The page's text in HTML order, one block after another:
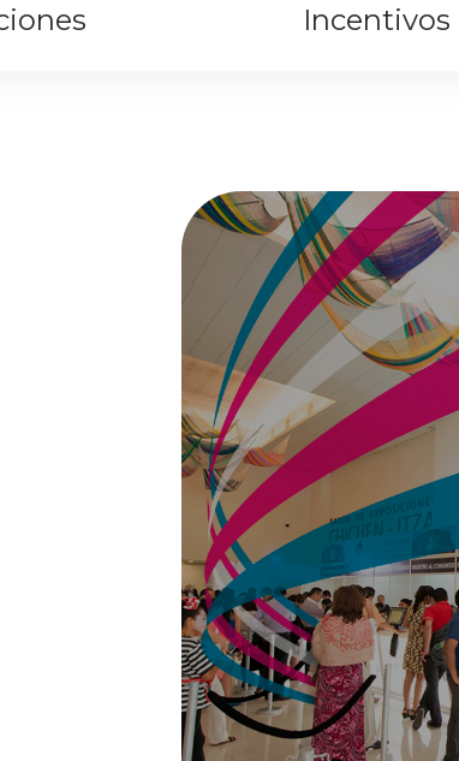
Incentivos